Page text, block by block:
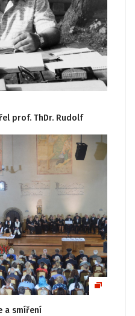
prof. ThDr. Rudolf
a smíření